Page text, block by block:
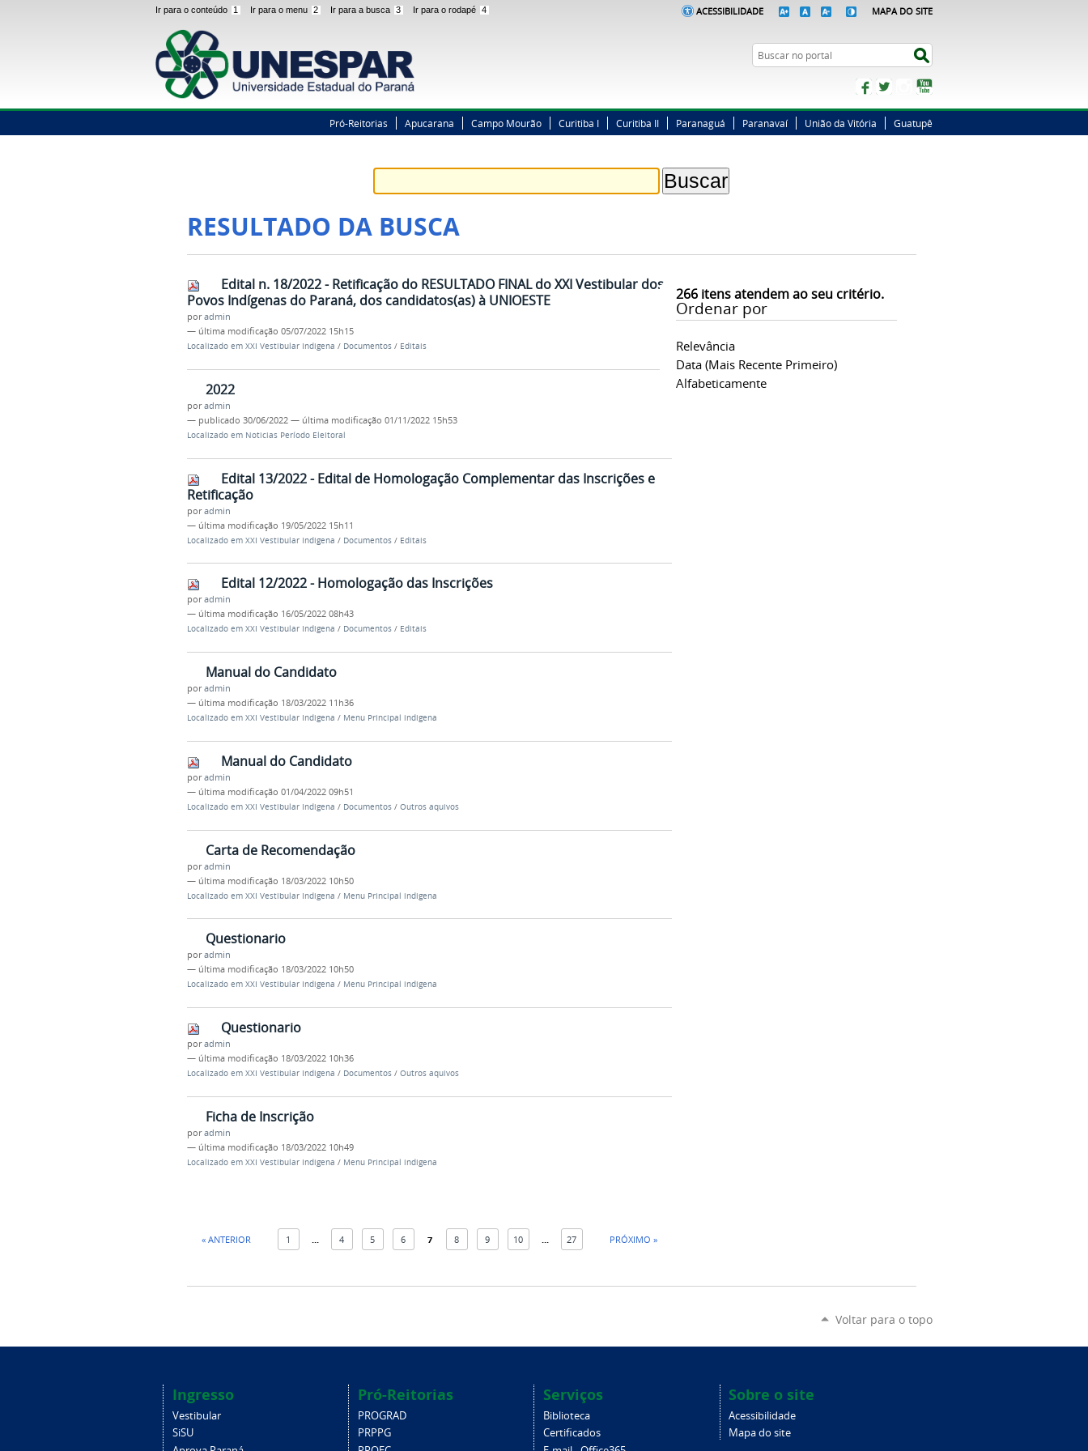
Ir para o conteúdo 1 Ir para o menu 2 Ir para a busca 3 Ir para o rodapé 4 ACESSIBILIDADE MAPA DO SITE
Busca
FacebookTwitterInstagram
Pró-Reitorias Apucarana Campo Mourão Curitiba I Curitiba II Paranaguá Paranavaí União da Vitória Guatupê
RESULTADO DA BUSCA
266itens atendem ao seu critério.
Ordenar por
Relevância
Data (mais Recente Primeiro)
Alfabeticamente
Edital n. 18/2022 - Retificação do RESULTADO FINAL do XXI Vestibular dos
Povos Indígenas do Paraná, dos candidatos(as) à UNIOESTE
poradmin
— última modificação 05/07/2022 15h15
Localizado em XXI Vestibular Indigena / Documentos / Editais
2022
poradmin
— publicado 30/06/2022 — última modificação 01/11/2022 15h53
Localizado em Noticias Período Eleitoral
Edital 13/2022 - Edital de Homologação Complementar das Inscrições e
Retificação
poradmin
— última modificação 19/05/2022 15h11
Localizado em XXI Vestibular Indigena / Documentos / Editais
Edital 12/2022 - Homologação das Inscrições
poradmin
— última modificação 16/05/2022 08h43
Localizado em XXI Vestibular Indigena / Documentos / Editais
Manual do Candidato
poradmin
— última modificação 18/03/2022 11h36
Localizado em XXI Vestibular Indigena / Menu Principal indigena
Manual do Candidato
poradmin
— última modificação 01/04/2022 09h51
Localizado em XXI Vestibular Indigena / Documentos / Outros aquivos
Carta de Recomendação
poradmin
— última modificação 18/03/2022 10h50
Localizado em XXI Vestibular Indigena / Menu Principal indigena
Questionario
poradmin
— última modificação 18/03/2022 10h50
Localizado em XXI Vestibular Indigena / Menu Principal indigena
Questionario
poradmin
— última modificação 18/03/2022 10h36
Localizado em XXI Vestibular Indigena / Documentos / Outros aquivos
Ficha de Inscrição
poradmin
— última modificação 18/03/2022 10h49
Localizado em XXI Vestibular Indigena / Menu Principal indigena
« ANTERIOR 1 4 5 6 7 8 9 10 27 PRÓXIMO »
Voltar para o topo
Ingresso
Vestibular
SiSU
Pró-Reitorias
PROGRAD
PRPPG
Serviços
Biblioteca
Certificados
Sobre o site
Acessibilidade
Mapa do site